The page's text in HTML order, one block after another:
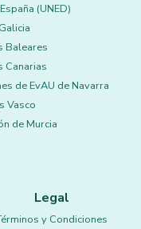
(UNED)
Baleares
Canarias
de EvAU de Navarra
Vasco
de Murcia
Legal
y Condiciones